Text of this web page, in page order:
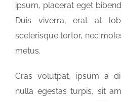
ipsum, placerat eget
Duis viverra, erat at
scelerisque tortor, nec
metus.
Cras volutpat, ipsum a
nulla egestas turpis, sit